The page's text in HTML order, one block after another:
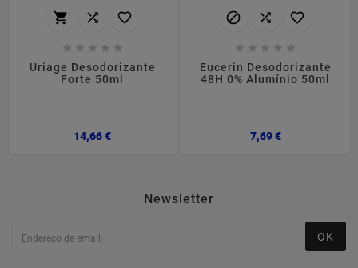
  
    
Uriage Desodorizante
Forte 50ml
14,66 €Preço
  
    
Eucerin Desodorizante
48H 0% Alumínio 50ml
7,69 €Preço
Newsletter
OK